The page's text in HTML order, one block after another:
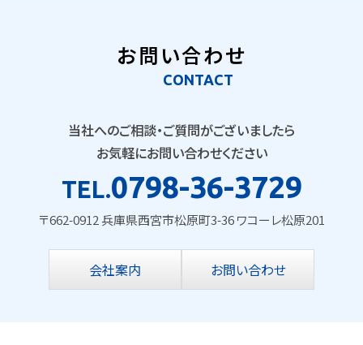
お問い合わせ
CONTACT
当社へのご相談・ご質問がございましたら
お気軽にお問い合わせください
TEL.0798-36-3729
〒662-0912 兵庫県西宮市松原町3-36 ワコーレ松原201
会社案内 お問い合わせ